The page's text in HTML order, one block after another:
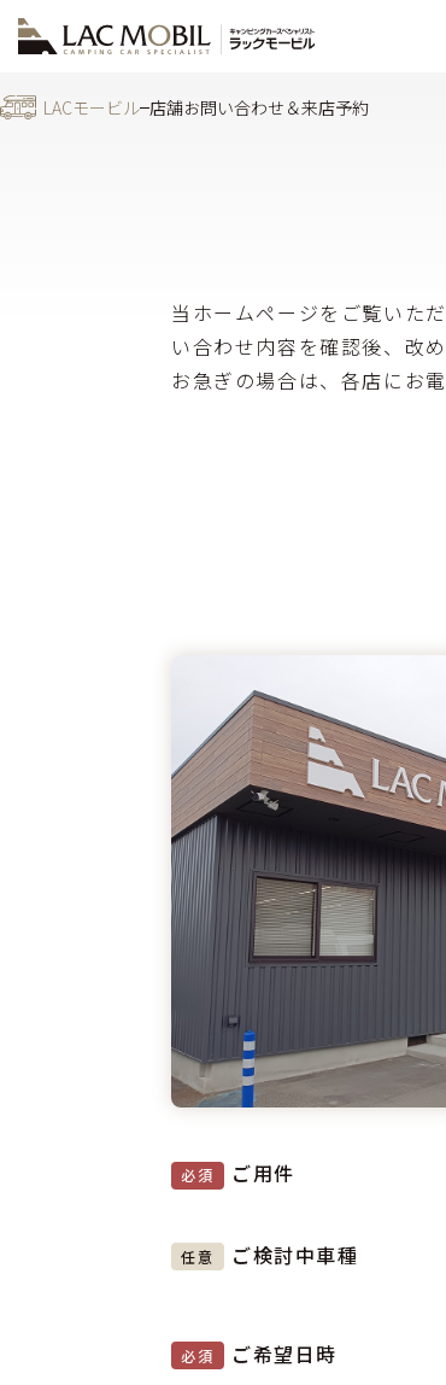
LACモービル 店舗お問い合わせ＆来店予約
当ホームページをご覧いた
い合わせ内容を確認後、改
お急ぎの場合は、各店にお電
必須 ご用件
任意 ご検討中車種
必須 ご希望日時